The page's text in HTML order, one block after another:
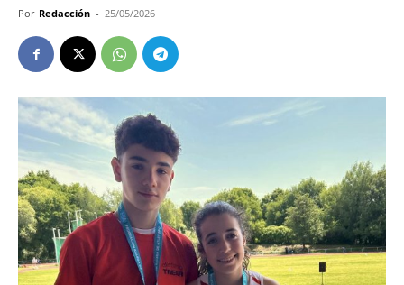
Por Redacción - 25/05/2026